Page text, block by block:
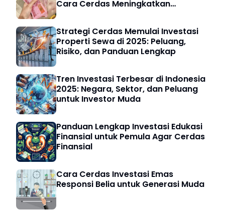
Cara Cerdas Meningkatkan
Strategi Cerdas Memulai Investasi
Properti Sewa di 2025: Peluang,
Risiko, dan Panduan Lengkap
Tren Investasi Terbesar di Indonesia
2025: Negara, Sektor, dan Peluang
untuk Investor Muda
Panduan Lengkap Investasi Edukasi
Finansial untuk Pemula Agar Cerdas
Finansial
Cara Cerdas Investasi Emas
Responsi Belia untuk Generasi Muda